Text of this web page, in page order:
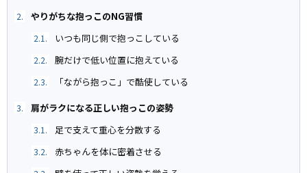
2. やりがちな抱っこのNG習慣
2.1. いつも同じ側で抱っこしている
2.2. 腕だけで低い位置に抱えている
2.3. 「ながら抱っこ」で酷使している
3. 肩がラクになる正しい抱っこの姿勢
3.1. 足で支えて重心を分散する
3.2. 赤ちゃんを体に密着させる